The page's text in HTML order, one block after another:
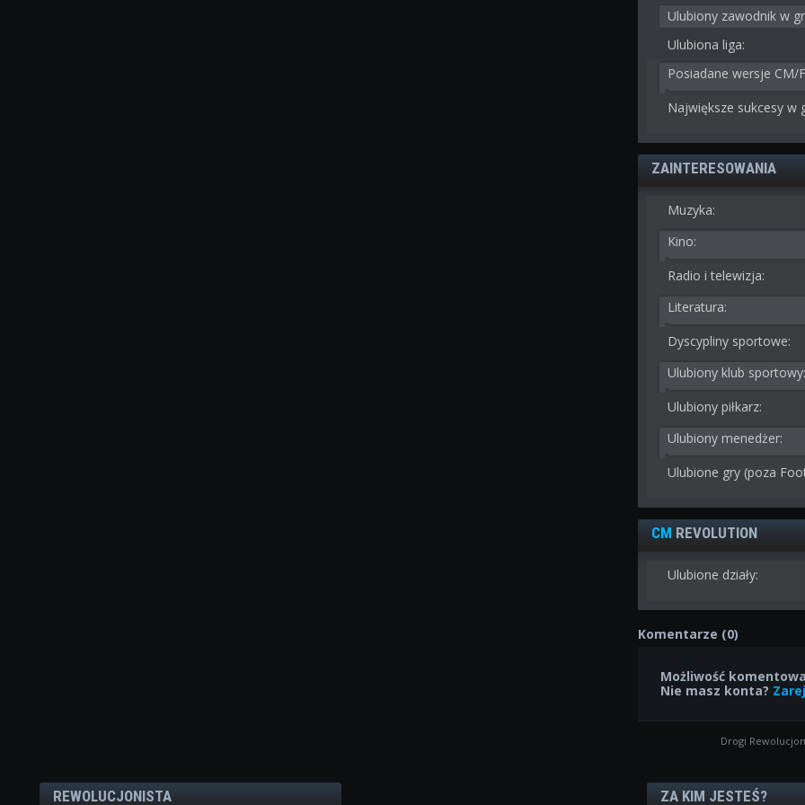
Ulubiony zawodnik w
Ulubiona liga:
Posiadane wersje CM/
Największe sukcesy w
ZAINTERESOWANIA
Muzyka:
Kino:
Radio i telewizja:
Literatura:
Dyscypliny sportowe:
Ulubiony klub sportowy:
Ulubiony piłkarz:
Ulubiony menedżer:
Ulubione gry (poza
CM REVOLUTION
Ulubione działy:
Komentarze (0)
Możliwość
Nie masz konta?
Drogi
REWOLUCJONISTA ZA KIM JESTEŚ?